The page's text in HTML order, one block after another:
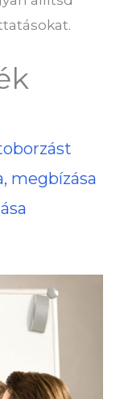
megbízása